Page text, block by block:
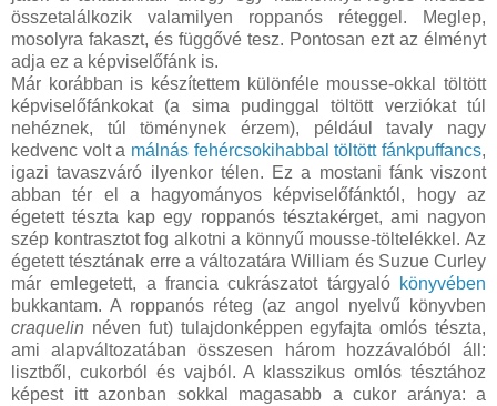
összetalálkozik valamilyen roppanós réteggel. Meglep,
mosolyra fakaszt, és függővé tesz. Pontosan ezt az élményt
adja ez a képviselőfánk is.
Már korábban is készítettem különféle mousse-okkal töltött
képviselőfánkokat (a sima pudinggal töltött verziókat túl
nehéznek, túl töménynek érzem), például tavaly nagy
kedvenc volt a málnás fehércsokihabbal töltött fánkpuffancs,
igazi tavaszváró ilyenkor télen. Ez a mostani fánk viszont
abban tér el a hagyományos képviselőfánktól, hogy az
égetett tészta kap egy roppanós tésztakérget, ami nagyon
szép kontrasztot fog alkotni a könnyű mousse-töltelékkel. Az
égetett tésztának erre a változatára William és Suzue Curley
már emlegetett, a francia cukrászatot tárgyaló könyvében
bukkantam. A roppanós réteg (az angol nyelvű könyvben
craquelin néven fut) tulajdonképpen egyfajta omlós tészta,
ami alapváltozatában összesen három hozzávalóból áll:
lisztből, cukorból és vajból. A klasszikus omlós tésztához
képest itt azonban sokkal magasabb a cukor aránya: a